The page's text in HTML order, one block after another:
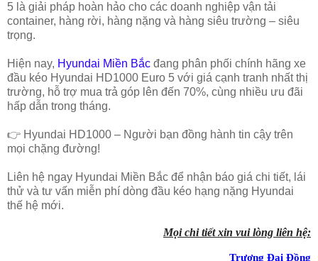
5 là giải pháp hoàn hảo cho các doanh nghiệp vận tải
container, hàng rời, hàng nặng và hàng siêu trường – siêu
trọng.
Hiện nay, Hyundai Miền Bắc đang phân phối chính hãng xe
đầu kéo Hyundai HD1000 Euro 5 với giá cạnh tranh nhất thị
trường, hỗ trợ mua trả góp lên đến 70%, cùng nhiều ưu đãi
hấp dẫn trong tháng.
👉 Hyundai HD1000 – Người bạn đồng hành tin cậy trên
mọi chặng đường!
Liên hệ ngay Hyundai Miền Bắc để nhận báo giá chi tiết, lái
thử và tư vấn miễn phí dòng đầu kéo hạng nặng Hyundai
thế hệ mới.
Mọi chi tiết xin vui lòng liên hệ:
Trương Đại Đồng